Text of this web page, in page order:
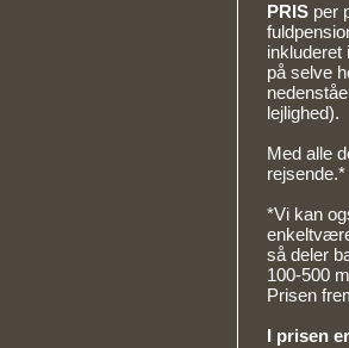
PRIS per
på selve
lejlighed).
Med alle
rejsende.*
*Vi kan
så deler
100-500
Prisen
I prisen